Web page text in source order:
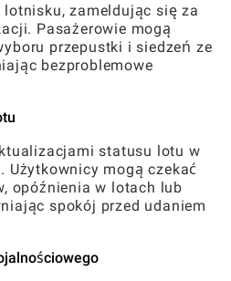
zameldując się za
Pasażerowie mogą
przepustki i siedzeń ze
bezproblemowe
statusu lotu w
Użytkownicy mogą czekać
opóźnienia w lotach lub
spokój przed udaniem